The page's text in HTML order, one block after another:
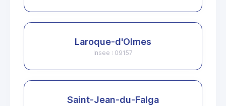
Laroque-d'Olmes
Insee : 09157
Saint-Jean-du-Falga